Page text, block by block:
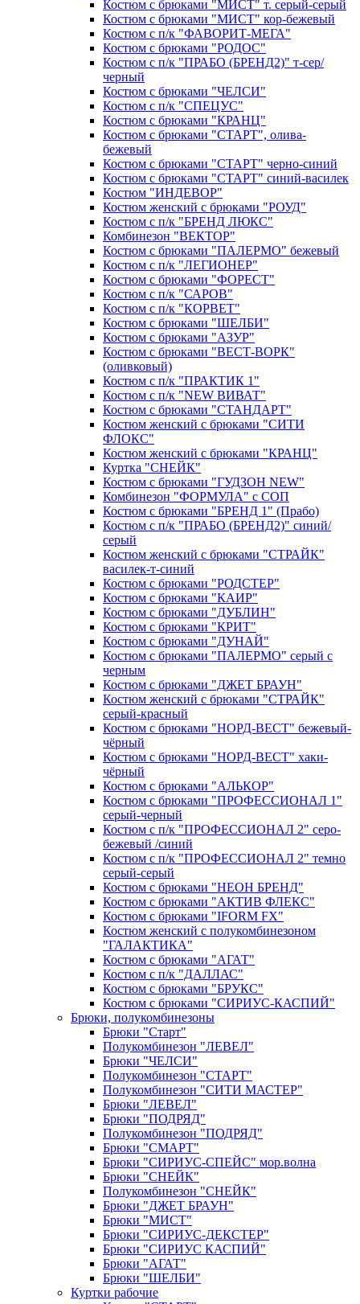
Костюм с брюками "МИСТ" т. серый-серый
Костюм с брюками "МИСТ" кор-бежевый
Костюм с п/к "ФАВОРИТ-МЕГА"
Костюм с брюками "РОДОС"
Костюм с п/к "ПРАБО (БРЕНД2)" т-сер/
черный
Костюм с брюками "ЧЕЛСИ"
Костюм с п/к "СПЕЦУС"
Костюм с брюками "КРАНЦ"
Костюм с брюками "СТАРТ", олива-
бежевый
Костюм с брюками "СТАРТ" черно-синий
Костюм с брюками "СТАРТ" синий-василек
Костюм "ИНДЕВОР"
Костюм женский с брюками "РОУД"
Костюм с п/к "БРЕНД ЛЮКС"
Комбинезон "ВЕКТОР"
Костюм с брюками "ПАЛЕРМО" бежевый
Костюм с п/к "ЛЕГИОНЕР"
Костюм с брюками "ФОРЕСТ"
Костюм с п/к "САРОВ"
Костюм с п/к "КОРВЕТ"
Костюм с брюками "ШЕЛБИ"
Костюм с брюками "АЗУР"
Костюм с брюками "ВЕСТ-ВОРК"
(оливковый)
Костюм с п/к "ПРАКТИК 1"
Костюм с п/к "NEW ВИВАТ"
Костюм с брюками "СТАНДАРТ"
Костюм женский с брюками "СИТИ
ФЛОКС"
Костюм женский с брюками "КРАНЦ"
Куртка "СНЕЙК"
Костюм с брюками "ГУДЗОН NEW"
Комбинезон "ФОРМУЛА" с СОП
Костюм с брюками "БРЕНД 1" (Прабо)
Костюм с п/к "ПРАБО (БРЕНД2)" синий/
серый
Костюм женский с брюками "СТРАЙК"
василек-т-синий
Костюм с брюками "РОДСТЕР"
Костюм с брюками "КАИР"
Костюм с брюками "ДУБЛИН"
Костюм с брюками "КРИТ"
Костюм с брюками "ДУНАЙ"
Костюм с брюками "ПАЛЕРМО" серый с
черным
Костюм с брюками "ДЖЕТ БРАУН"
Костюм женский с брюками "СТРАЙК"
серый-красный
Костюм с брюками "НОРД-ВЕСТ" бежевый-
чёрный
Костюм с брюками "НОРД-ВЕСТ" хаки-
чёрный
Костюм с брюками "АЛЬКОР"
Костюм с брюками "ПРОФЕССИОНАЛ 1"
серый-черный
Костюм с п/к "ПРОФЕССИОНАЛ 2" серо-
бежевый /синий
Костюм с п/к "ПРОФЕССИОНАЛ 2" темно
серый-серый
Костюм с брюками "НЕОН БРЕНД"
Костюм с брюками "АКТИВ ФЛЕКС"
Костюм с брюками "IFORM FX"
Костюм женский с полукомбинезоном
"ГАЛАКТИКА"
Костюм с брюками "АГАТ"
Костюм с п/к "ДАЛЛАС"
Костюм с брюками "БРУКС"
Костюм с брюками "СИРИУС-КАСПИЙ"
Брюки, полукомбинезоны
Брюки "Старт"
Полукомбинезон "ЛЕВЕЛ"
Брюки "ЧЕЛСИ"
Полукомбинезон "СТАРТ"
Полукомбинезон "СИТИ МАСТЕР"
Брюки "ЛЕВЕЛ"
Брюки "ПОДРЯД"
Полукомбинезон "ПОДРЯД"
Брюки "СМАРТ"
Брюки "СИРИУС-СПЕЙС" мор.волна
Брюки "СНЕЙК"
Полукомбинезон "СНЕЙК"
Брюки "ДЖЕТ БРАУН"
Брюки "МИСТ"
Брюки "СИРИУС-ДЕКСТЕР"
Брюки "СИРИУС КАСПИЙ"
Брюки "АГАТ"
Брюки "ШЕЛБИ"
Куртки рабочие